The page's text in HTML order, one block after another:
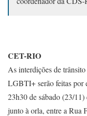
CET-RIO
As interdições de
LGBTI+ serão feitas por
23h30 de sábado (23/
junto à orla, entre a Rua